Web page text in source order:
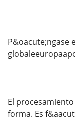
P&oacute;ngase
El
forma. Es